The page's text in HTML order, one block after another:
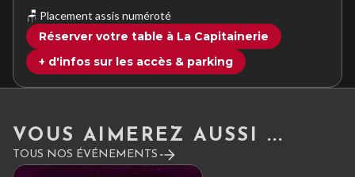
🪑 Placement assis numéroté
Réserver votre table à La Capitainerie
+ d'infos sur les accès & parking
VOUS AIMEREZ AUSSI ...
TOUS NOS ÉVÉNEMENTS